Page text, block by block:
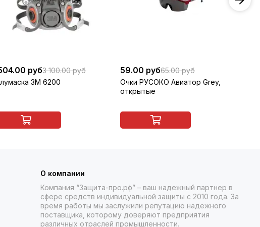
руб3 100.00 руб
3M 6200
59.00 руб65.00 руб
Очки РУСОКО Авиатор Grey,
открытые
О компании
Компания “Защита-про.рф” – ваш надежный партнер в
сфере средств индивидуальной защиты с 2010 года. За
время работы мы заслужили репутацию надежного
поставщика, которому доверяют предприятия
различных отраслей промышленности.